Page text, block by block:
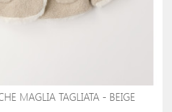
MAGLIA TAGLIATA - BEIGE